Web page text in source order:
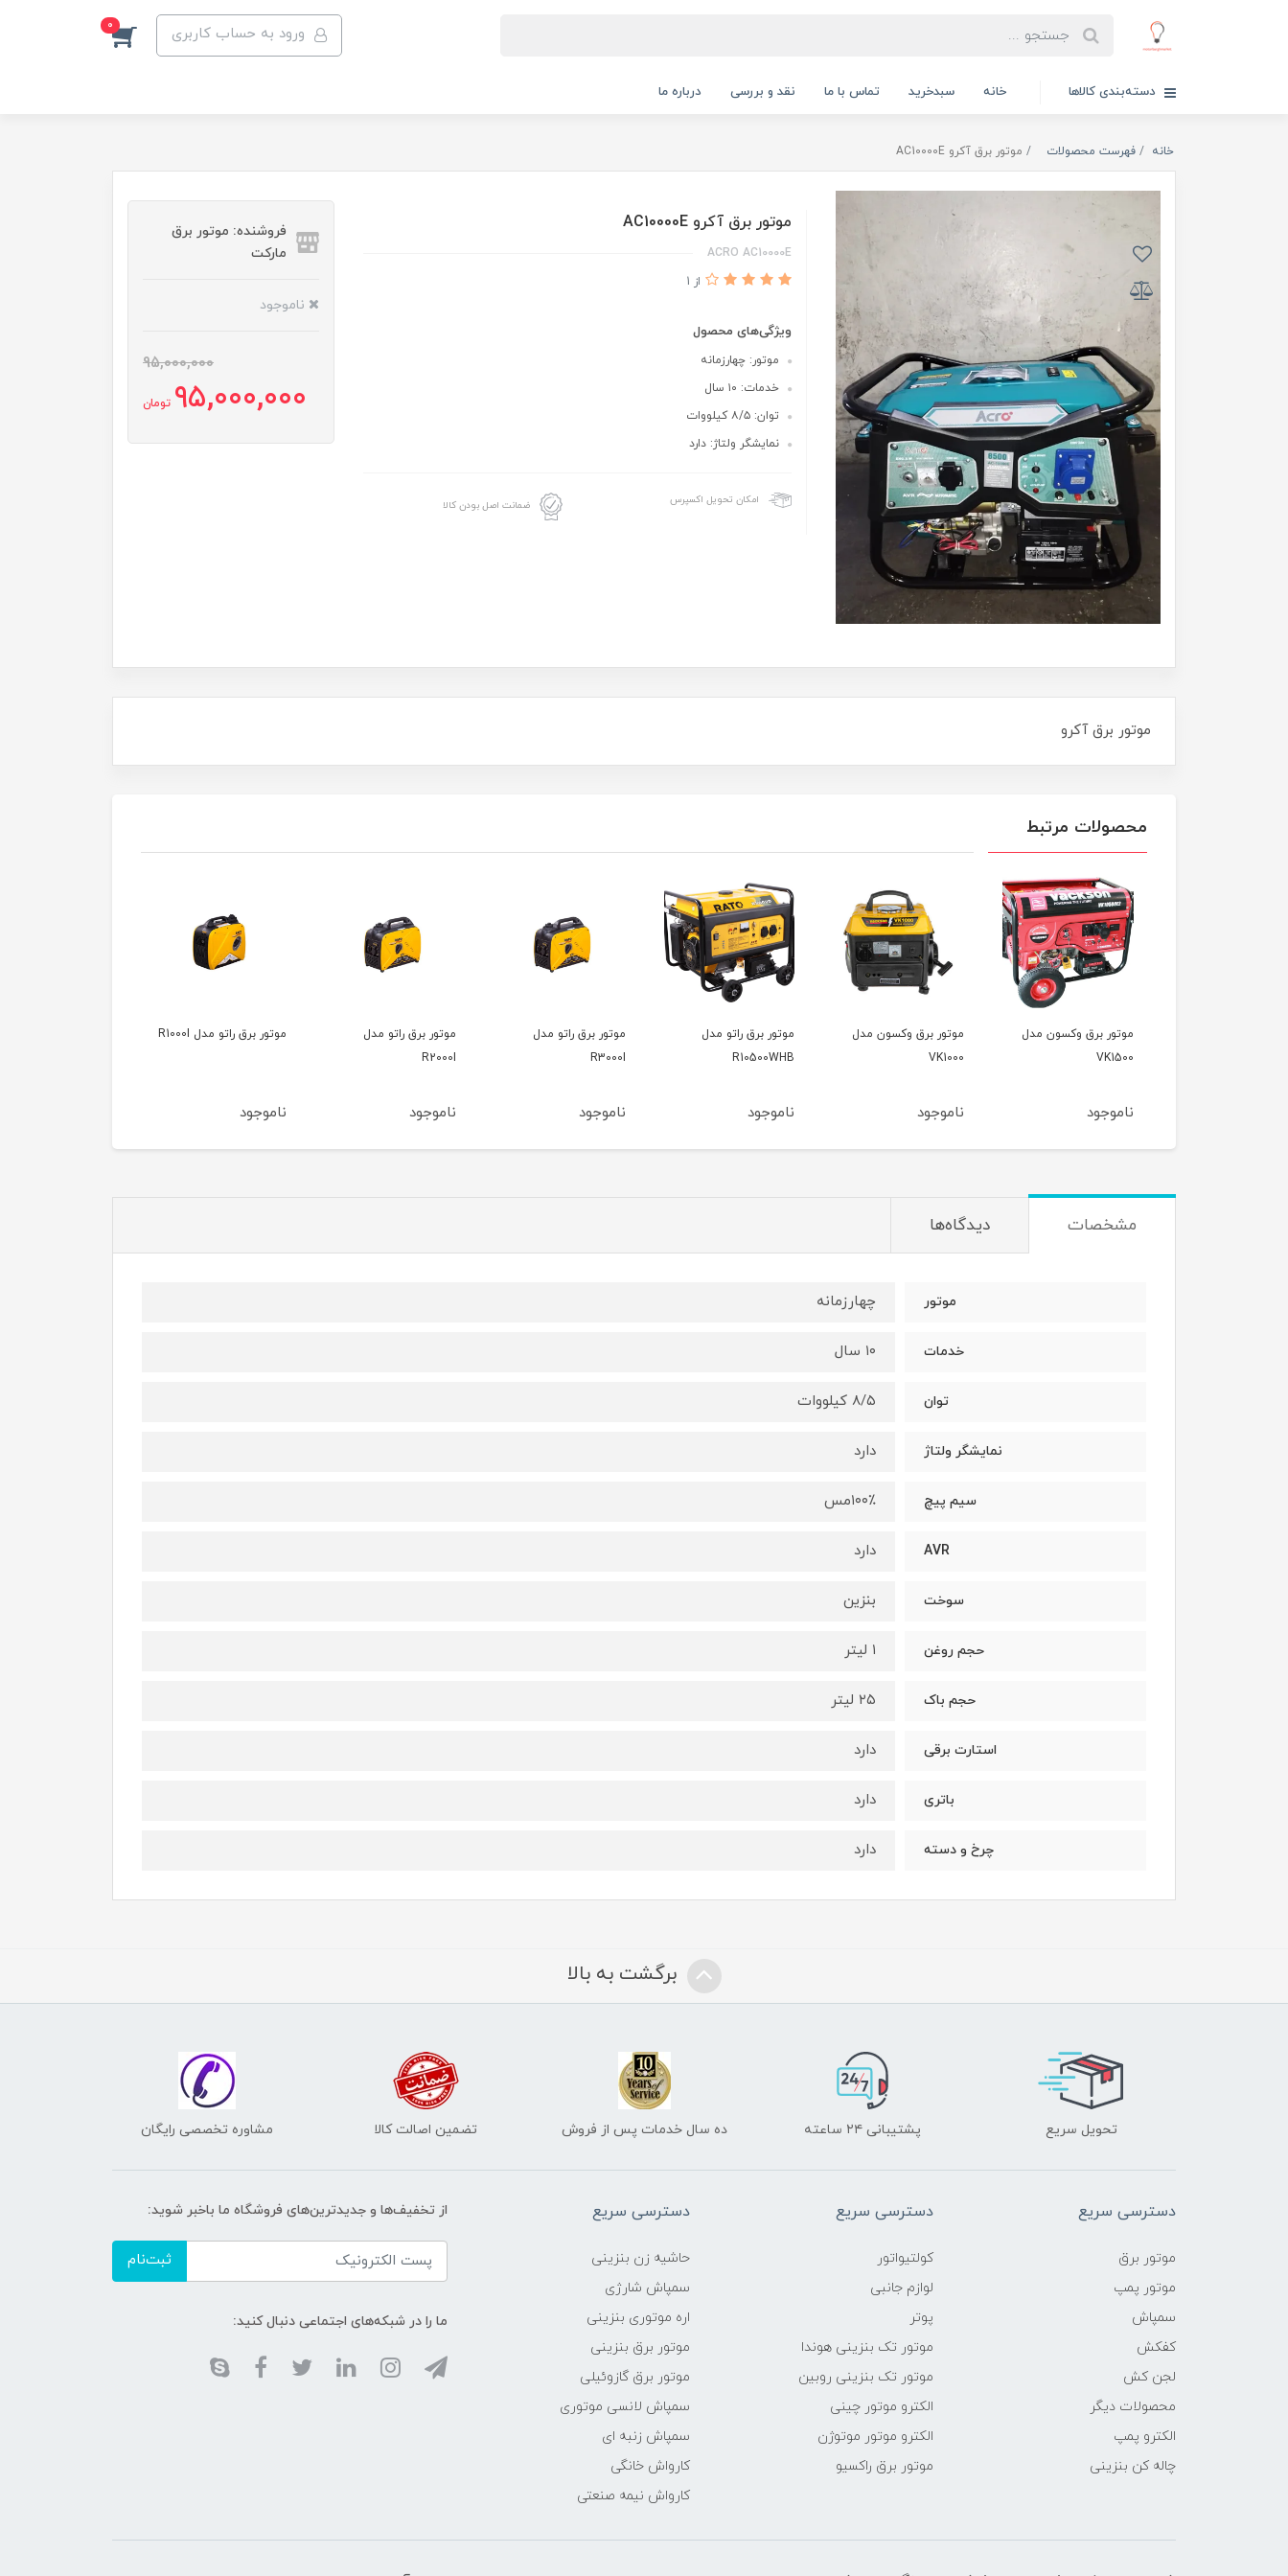
ورود به حساب کاربری 0
دسته‌بندی کالاها خانه سبدخرید تماس با ما نقد و بررسی درباره ما
خانه فهرست محصولات موتور برق آکرو AC10000E
موتور برق آکرو AC10000E
ACRO AC10000E
از 1
ویژگی‌های محصول
موتور: چهارزمانه
خدمات: ۱۰ سال
توان: ۸/۵ کیلووات
نمایشگر ولتاژ: دارد
امکان تحویل اکسپرس ضمانت اصل بودن کالا
فروشنده: موتور برق
مارکت
ناموجود
95,000,000
95,000,000 تومان
موتور برق آکرو
محصولات مرتبط
موتور برق وکسون مدل
VK1000
ناموجود
موتور برق راتو مدل
R10500WHB
ناموجود
موتور برق راتو مدل
R3000I
ناموجود
موتور برق راتو مدل
R2000I
ناموجود
موتور برق راتو مدل R1000I
ناموجود
موتور برق راتو مدل
ناموجود
مشخصات دیدگاه‌ها
موتور چهارزمانه
خدمات ۱۰ سال
توان ۸/۵ کیلووات
نمایشگر ولتاژ دارد
سیم پیچ ۱۰۰٪مس
AVR دارد
سوخت بنزین
حجم روغن ۱ لیتر
حجم باک ۲۵ لیتر
استارت برقی دارد
باتری دارد
چرخ و دسته دارد
برگشت به بالا
تحویل سریع پشتیبانی ۲۴ ساعته ده سال خدمات پس از فروش تضمین اصالت کالا مشاوره تخصصی رایگان
دسترسی سریع
موتور برق
موتور پمپ
سمپاش
کفکش
لجن کش
محصولات دیگر
الکترو پمپ
چاله کن بنزینی
دسترسی سریع
کولتیواتور
لوازم جانبی
پوتر
موتور تک بنزینی هوندا
موتور تک بنزینی روبین
الکترو موتور چینی
الکترو موتور موتوژن
موتور برق راکسیو
دسترسی سریع
حاشیه زن بنزینی
سمپاش شارژی
اره موتوری بنزینی
موتور برق بنزینی
موتور برق گازوئیلی
سمپاش لانسی موتوری
سمپاش زنبه ای
کارواش خانگی
کارواش نیمه صنعتی
از تخفیف‌ها و جدیدترین‌های فروشگاه ما باخبر شوید:
ثبت‌نام
ما را در شبکه‌های اجتماعی دنبال کنید: